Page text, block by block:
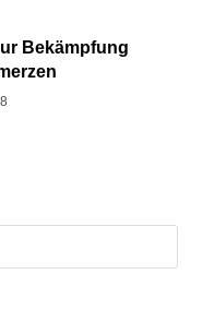
Bekämpfung